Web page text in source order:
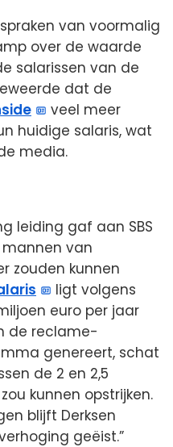
van voormalig
over de waarde
salarissen van de
dat de
veel meer
huidige salaris, wat
media.
leiding gaf aan SBS
van
zouden kunnen
ligt volgens
euro per jaar
de reclame-
genereert, schat
de 2 en 2,5
kunnen opstrijken.
blijft Derksen
geëist.”